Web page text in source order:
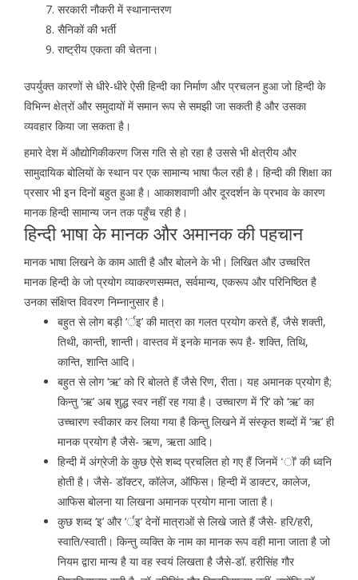
सरकारी नौकरी में स्थानान्तरण
सैनिकों की भर्ती
राष्ट्रीय एकता की चेतना।
उपर्युक्त कारणों से धीरे-धीरे ऐसी हिन्दी का निर्माण और प्रचलन हुआ जो हिन्दी के
विभिन्न क्षेत्रों और समुदायों में समान रूप से समझी जा सकती है और उसका
व्यवहार किया जा सकता है।
हमारे देश में औद्योगिकीकरण जिस गति से हो रहा है उससे भी क्षेत्रीय और
सामुदायिक बोलियों के स्थान पर एक सामान्य भाषा फैल रही है। हिन्दी की शिक्षा का
प्रसार भी इन दिनों बहुत हुआ है। आकाशवाणी और दूरदर्शन के प्रभाव के कारण
मानक हिन्दी सामान्य जन तक पहुँच रही है।
हिन्दी भाषा के मानक और अमानक की पहचान
मानक भाषा लिखने के काम आती है और बोलने के भी। लिखित और उच्चरित
मानक हिन्दी के जो प्रयोग व्याकरणसम्मत, सर्वमान्य, एकरूप और परिनिष्ठित है
उनका संक्षिप्त विवरण निम्नानुसार है।
बहुत से लोग बड़ी ‘र्इ’ की मात्रा का गलत प्रयोग करते हैं, जैसे शक्ती,
तिथी, कान्ती, शान्ती। वास्तव में इनके मानक रूप है- शक्ति, तिथि,
कान्ति, शान्ति आदि।
बहुत से लोग ‘ऋ’ को रि बोलते हैं जैसे रिण, रीता। यह अमानक प्रयोग है;
किन्तु ‘ऋ’ अब शुद्ध स्वर नहीं रह गया है। उच्चारण में ‘रि’ को ‘ऋ’ का
उच्चारण स्वीकार कर लिया गया है किन्तु लिखने में संस्कृत शब्दों में ‘ऋ’ ही
मानक प्रयोग है जैसे- ऋण, ऋता आदि।
हिन्दी में अंग्रेजी के कुछ ऐसे शब्द प्रचलित हो गए हैं जिनमें ‘ॉ’ की ध्वनि
होती है। जैसे- डॉक्टर, कॉलेज, ऑफिस। हिन्दी में डाक्टर, कालेज,
आफिस बोलना या लिखना अमानक प्रयोग माना जाता है।
कुछ शब्द ‘इ’ और ‘र्इ’ देनों मात्राओं से लिखे जाते हैं जैसे- हरि/हरी,
स्वाति/स्वाती। किन्तु व्यक्ति के नाम का मानक रूप वही माना जाता है जो
नियम द्वारा मान्य है या वह स्वयं लिखता है जैसे-डॉ. हरीसिंह गौर